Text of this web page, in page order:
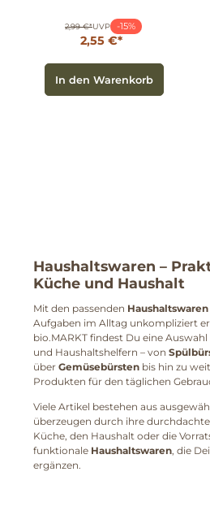
2,99 €*UVP -15%
2,55 €*
In den Warenkorb
Haushaltswaren –
Küche und Haushalt
Mit den passenden Haushaltswaren
Aufgaben im Alltag unkompliziert
bio.MARKT findest Du eine
und Haushaltshelfern – von
über Gemüsebürsten bis hin zu
Produkten für den täglichen
Viele Artikel bestehen aus
überzeugen durch ihre
Küche, den Haushalt oder die
funktionale Haushaltswaren, die
ergänzen.